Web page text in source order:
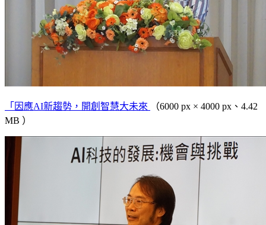
「因應AI新趨勢，開創智慧大未來
（6000 px × 4000 px、4.42
MB ）